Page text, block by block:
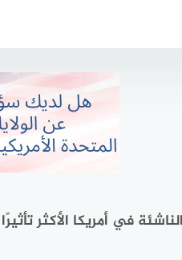
في أمريكا الأكثر تأثيرًا خلال عام 2020